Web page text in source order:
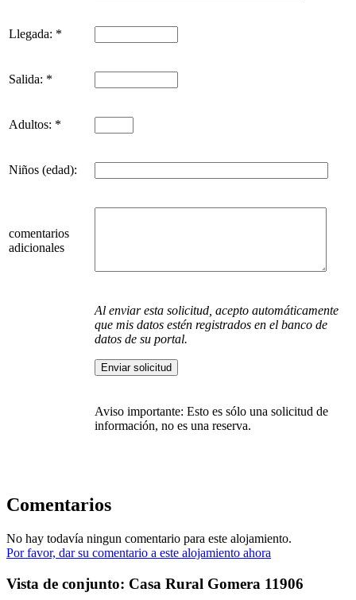
Llegada: *
Salida: *
Adultos: *
Niños (edad):
comentarios
adicionales
Al enviar esta solicitud, acepto automáticamente
que mis datos estén registrados en el banco de
datos de su portal.
Aviso importante: Esto es sólo una solicitud de
información, no es una reserva.
Comentarios
No hay todavía ningun comentario para este alojamiento.
Por favor, dar su comentario a este alojamiento ahora
Vista de conjunto: Casa Rural Gomera 11906